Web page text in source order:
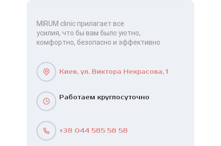
MIRUM clinic прилагает все
усилия, что бы вам было уютно,
комфортно, безопасно и эффективно
Киев, ул. Виктора Некрасова, 1
Работаем круглосуточно
+38 044 585 58 58